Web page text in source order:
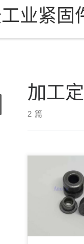
业紧固
加工
2 篇
冷挤压成型加
和模具对金属
属的过程。这
紧固件，如